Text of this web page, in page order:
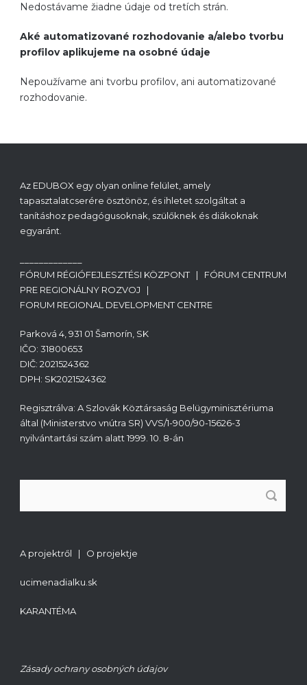
Nedostávame žiadne údaje od tretích strán.
Aké automatizované rozhodovanie a/alebo tvorbu
profilov aplikujeme na osobné údaje
Nepoužívame ani tvorbu profilov, ani automatizované
rozhodovanie.
Az EDUBOX egy olyan online felület, amely
tapasztalatcserére ösztönöz, és ihletet szolgáltat a
tanításhoz pedagógusoknak, szülőknek és diákoknak
egyaránt.
FÓRUM RÉGIÓFEJLESZTÉSI KÖZPONT | FÓRUM CENTRUM
PRE REGIONÁLNY ROZVOJ |
FORUM REGIONAL DEVELOPMENT CENTRE
Parková 4, 931 01 Šamorín, SK
IČO: 31800653
DIČ: 2021524362
DPH: SK2021524362
Regisztrálva: A Szlovák Köztársaság Belügyminisztériuma
által (Ministerstvo vnútra SR) VVS/1-900/90-15626-3
nyilvántartási szám alatt 1999. 10. 8-án
A projektről | O projektje
ucimenadialku.sk
KARANTÉMA
Zásady ochrany osobných údajov